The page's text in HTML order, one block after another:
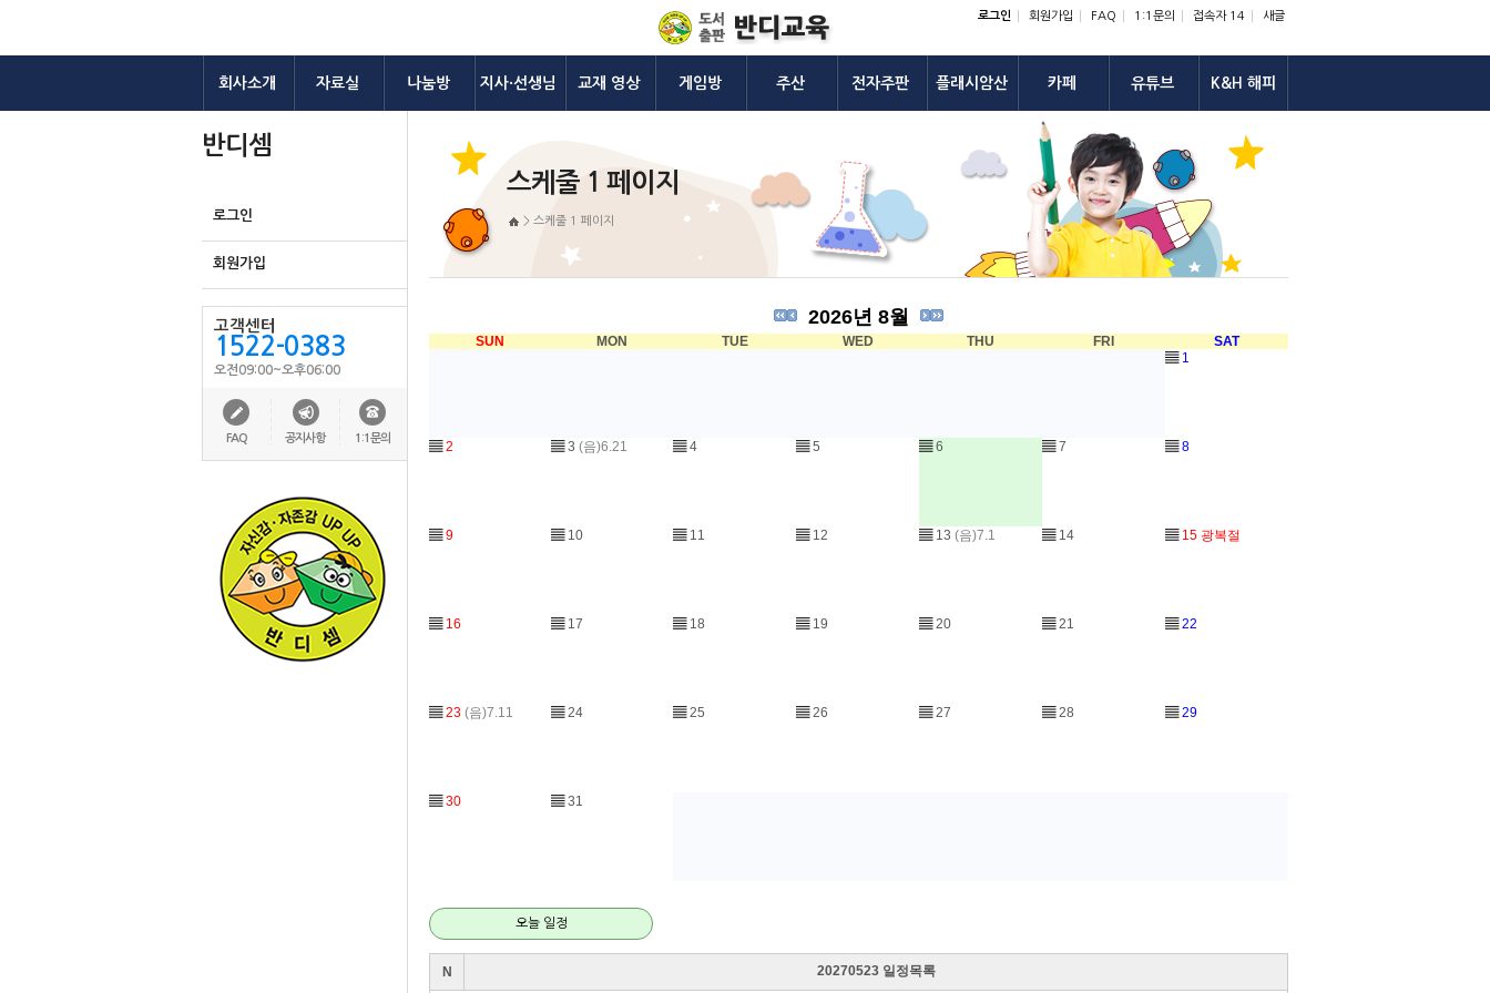
로그인 회원가입 FAQ 1:1문의 접속자 14 새글
회사소개 자료실 나눔방 지사·선생님 교재 영상 게임방 주산 전자주판 플래시암산 카페 유튜브 K&H 해피
반디셈
로그인
회원가입
고객센터
1522-0383
오전09:00~오후06:00
FAQ 공지사항 1:1문의
스케줄 1 페이지
> 스케줄 1 페이지
2026년 8월
SUN MON TUE WED THU FRI
SAT
▤ 1
▤ 2 ▤ 3 (음)6.21 ▤ 4 ▤ 5 ▤ 6 ▤ 7 ▤ 8
▤ 9 ▤ 10 ▤ 11 ▤ 12 ▤ 13 (음)7.1 ▤ 14 ▤ 15 광복절
▤ 16 ▤ 17 ▤ 18 ▤ 19 ▤ 20 ▤ 21 ▤ 22
▤ 23 (음)7.11 ▤ 24 ▤ 25 ▤ 26 ▤ 27 ▤ 28 ▤ 29
▤ 30 ▤ 31
오늘 일정
N 20270523 일정목록